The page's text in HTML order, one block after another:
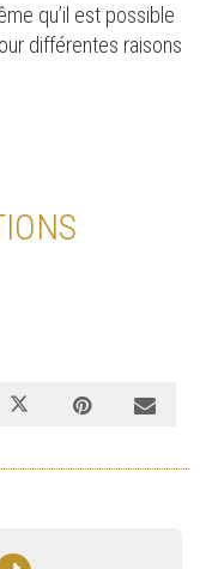
qu’il est possible
différentes raisons